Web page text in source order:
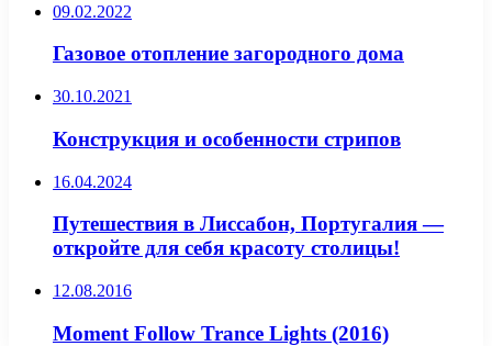
09.02.2022
Газовое отопление загородного дома
30.10.2021
Конструкция и особенности стрипов
16.04.2024
Путешествия в Лиссабон, Португалия —
откройте для себя красоту столицы!
12.08.2016
Moment Follow Trance Lights (2016)